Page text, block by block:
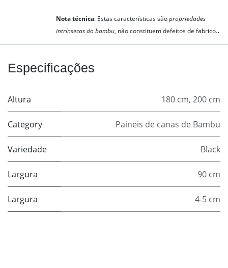
​Nota técnica: Estas características sãopropriedades
intrínsecas do bambu, não constituem defeitos de fabrico..
Especificações
Altura 180 cm, 200 cm
Category Paineis de canas de Bambu
Variedade Black
Largura 90 cm
Largura 4-5 cm